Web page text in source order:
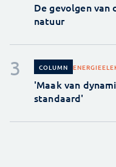
De gevolgen van
natuur
COLUMN ENERGIE
'Maak van
standaard'